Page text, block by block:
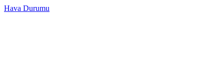
Hava Durumu